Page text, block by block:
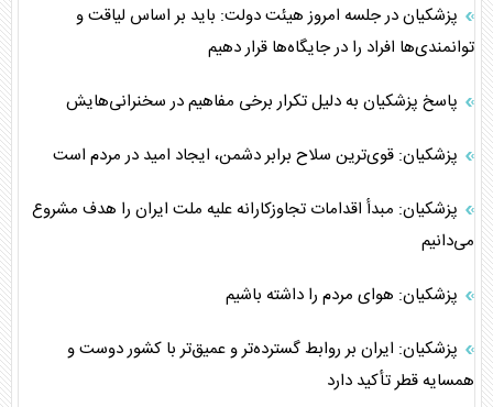
پزشکیان در جلسه امروز هیئت دولت: باید بر اساس لیاقت و
توانمندی‌ها افراد را در جایگاه‌ها قرار دهیم
پاسخ پزشکیان به دلیل تکرار برخی مفاهیم در سخنرانی‌هایش
پزشکیان: قوی‌ترین سلاح برابر دشمن، ایجاد امید در مردم است
پزشکیان: مبدأ اقدامات تجاوزکارانه علیه ملت ایران را هدف مشروع
می‌دانیم
پزشکیان: هوای مردم را داشته باشیم
پزشکیان: ایران بر روابط گسترده‌تر و عمیق‌تر با کشور دوست و
همسایه قطر تأکید دارد